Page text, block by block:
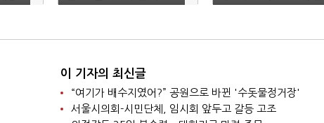
8% 감소
린다
이 기자의 최신글
“여기가 배수지였어?” 공원으로 바뀐 '수돗물정거장'
서울시의회-시민단체, 임시회 앞두고 갈등 고조